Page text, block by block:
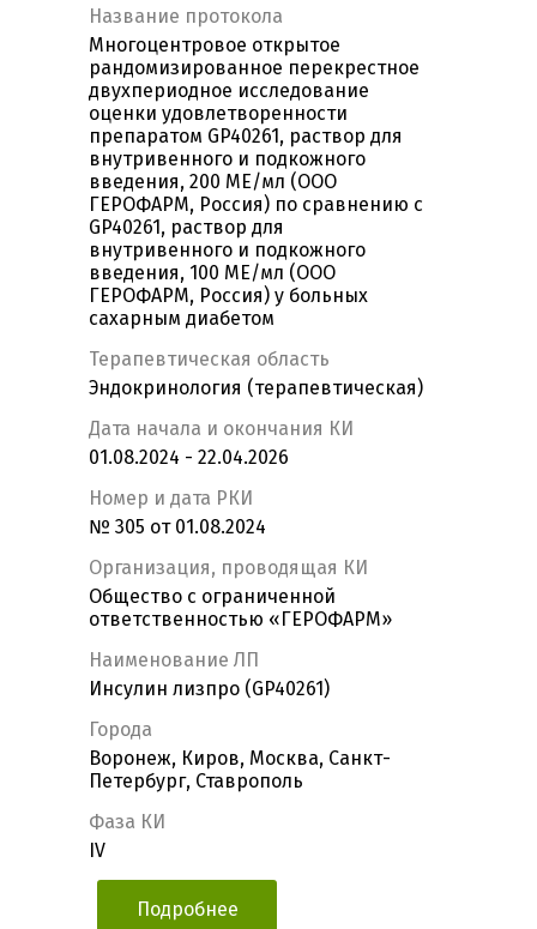
Название протокола
Многоцентровое открытое
рандомизированное перекрестное
двухпериодное исследование
оценки удовлетворенности
препаратом GP40261, раствор для
внутривенного и подкожного
введения, 200 МЕ/мл (ООО
ГЕРОФАРМ, Россия) по сравнению с
GP40261, раствор для
внутривенного и подкожного
введения, 100 МЕ/мл (ООО
ГЕРОФАРМ, Россия) у больных
сахарным диабетом
Терапевтическая область
Эндокринология (терапевтическая)
Дата начала и окончания КИ
01.08.2024 - 22.04.2026
Номер и дата РКИ
№ 305 от 01.08.2024
Организация, проводящая КИ
Общество с ограниченной
ответственностью «ГЕРОФАРМ»
Наименование ЛП
Инсулин лизпро (GP40261)
Города
Воронеж, Киров, Москва, Санкт-
Петербург, Ставрополь
Фаза КИ
IV
Подробнее